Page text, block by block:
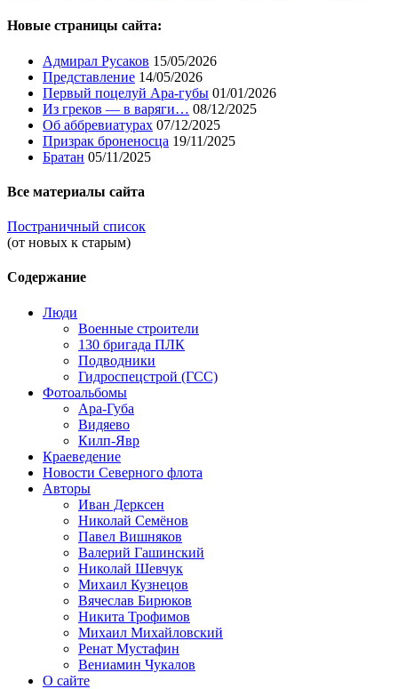
Новые страницы сайта:
Адмирал Русаков 15/05/2026
Представление 14/05/2026
Первый поцелуй Ара-губы 01/01/2026
Из греков — в варяги… 08/12/2025
Об аббревиатурах 07/12/2025
Призрак броненосца 19/11/2025
Братан 05/11/2025
Все материалы сайта
Постраничный список
(от новых к старым)
Содержание
Люди
Военные строители
130 бригада ПЛК
Подводники
Гидроспецстрой (ГСС)
Фотоальбомы
Ара-Губа
Видяево
Килп-Явр
Краеведение
Новости Северного флота
Авторы
Иван Дерксен
Николай Семёнов
Павел Вишняков
Валерий Гашинский
Николай Шевчук
Михаил Кузнецов
Вячеслав Бирюков
Никита Трофимов
Михаил Михайловский
Ренат Мустафин
Вениамин Чукалов
О сайте